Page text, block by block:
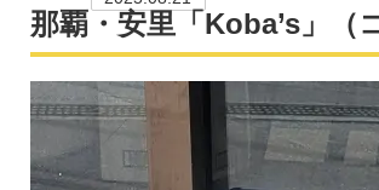
那覇・安里「Koba’s」